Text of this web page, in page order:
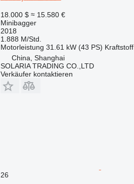
18.000 $ ≈ 15.580 €
Minibagger
2018
1.888 M/Std.
Motorleistung 31.61 kW (43 PS) Kraftstoff
China, Shanghai
SOLARIA TRADING CO.,LTD
Verkäufer kontaktieren
26